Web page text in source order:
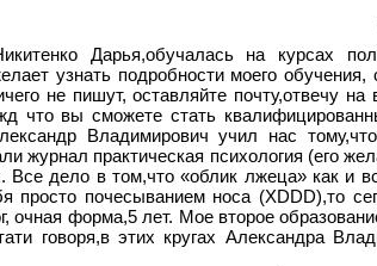
Дарья,обучалась на курсах
узнать подробности моего
не пишут, оставляйте почту,отвечу
что вы сможете стать
Владимирович учил нас
журнал практическая психология (его
Все дело в том,что «облик лжеца» как и
просто почесыванием носа (XDDD),то
очная форма,5 лет. Мое второе
говоря,в этих кругах Александра